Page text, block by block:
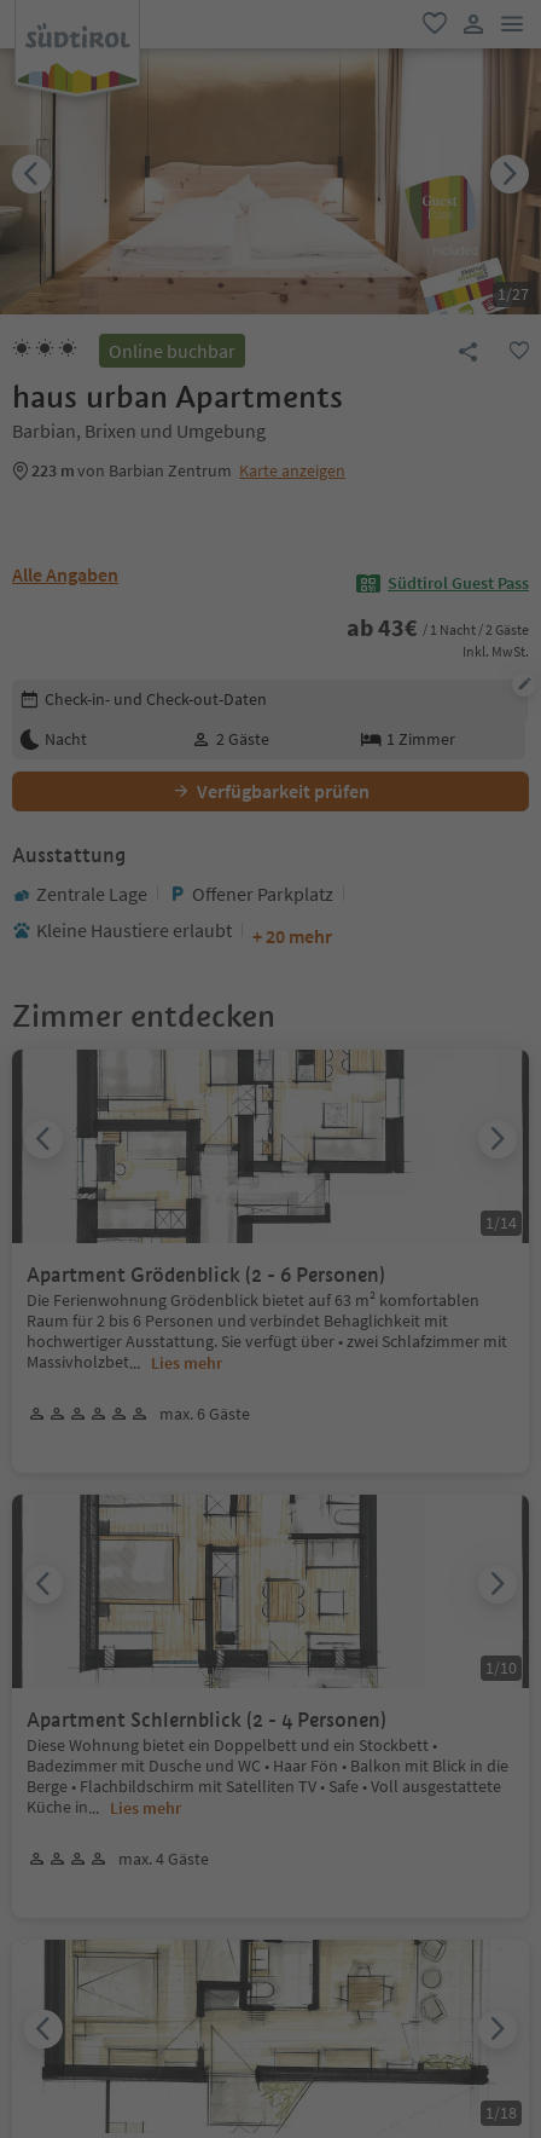
favorit
user link
1/27
Online buchbar
haus urban Apartments
Barbian, Brixen und Umgebung
223 mvon Barbian Zentrum Karte anzeigen
Alle Angaben Südtirol Guest Pass
ab43€ / 1 Nacht / 2 Gäste
Inkl. MwSt.
Buchungsdetails bearbeiten
Check-in- und Check-out-Daten
Nacht
2 Gäste 1 Zimmer
Verfügbarkeit prüfen
Ausstattung
Zentrale Lage
Offener Parkplatz
Kleine Haustiere erlaubt
+ 20 mehr
Zimmer entdecken
Apartment Grödenblick (2 - 6 Personen)
Die Ferienwohnung Grödenblick bietet auf 63 m² komfortablen
Raum für 2 bis 6 Personen und verbindet Behaglichkeit mit
hochwertiger Ausstattung. Sie verfügt über • zwei Schlafzimmer mit
Massivholzbet... Lies mehr
max. 6 Gäste
1 /14
Apartment Schlernblick (2 - 4 Personen)
Diese Wohnung bietet ein Doppelbett und ein Stockbett •
Badezimmer mit Dusche und WC • Haar Fön • Balkon mit Blick in die
Berge • Flachbildschirm mit Satelliten TV • Safe • Voll ausgestattete
Küche in... Lies mehr
max. 4 Gäste
1 /10
1 /18